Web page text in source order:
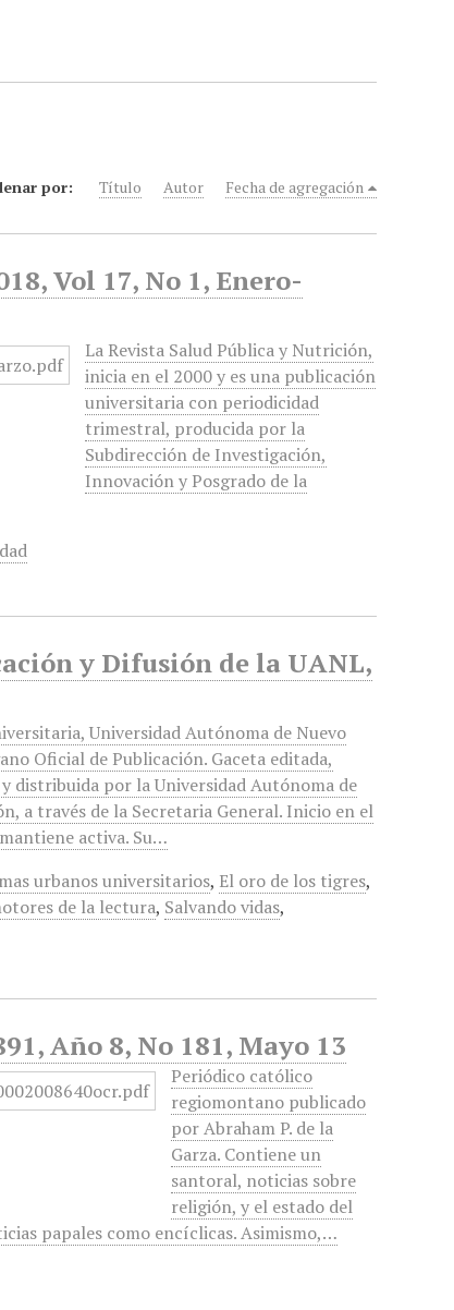
por: Título Autor Fecha de agregación
Vol 17, No 1, Enero-
La Revista Salud Pública y Nutrición,
inicia en el 2000 y es una publicación
universitaria con periodicidad
trimestral, producida por la
Subdirección de Investigación,
Innovación y Posgrado de la
y Difusión de la UANL,
Universidad Autónoma de Nuevo
Oficial de Publicación. Gaceta editada,
distribuida por la Universidad Autónoma de
a través de la Secretaria General. Inicio en el
activa. Su…
urbanos universitarios, El oro de los tigres,
de la lectura, Salvando vidas,
Año 8, No 181, Mayo 13
Periódico católico
regiomontano publicado
por Abraham P. de la
Garza. Contiene un
santoral, noticias sobre
religión, y el estado del
papales como encíclicas. Asimismo,…